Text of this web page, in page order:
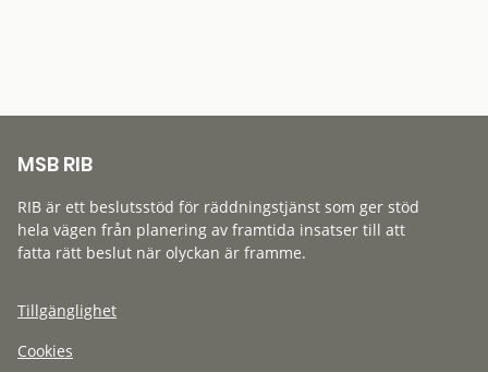
MSB RIB
RIB är ett beslutsstöd för räddningstjänst som ger stöd
hela vägen från planering av framtida insatser till att
fatta rätt beslut när olyckan är framme.
Tillgänglighet
Cookies